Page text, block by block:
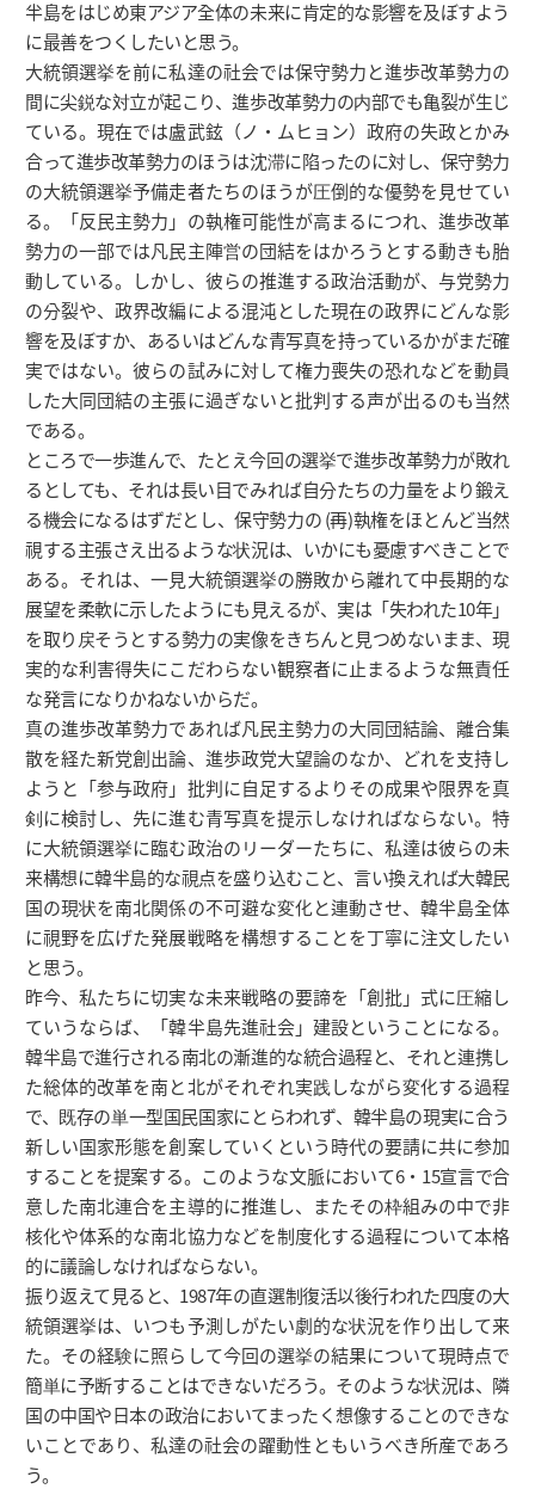
半島をはじめ東アジア全体の未来に肯定的な影響を及ぼすよう
に最善をつくしたいと思う。
大統領選挙を前に私達の社会では保守勢力と進歩改革勢力の
間に尖鋭な対立が起こり、進歩改革勢力の内部でも亀裂が生じ
ている。現在では盧武鉉（ノ・ムヒョン）政府の失政とかみ
合って進歩改革勢力のほうは沈滞に陷ったのに対し、保守勢力
の大統領選挙予備走者たちのほうが圧倒的な優勢を見せてい
る。「反民主勢力」の執権可能性が高まるにつれ、進歩改革
勢力の一部では凡民主陣営の団結をはかろうとする動きも胎
動している。しかし、彼らの推進する政治活動が、与党勢力
の分裂や、政界改編による混沌とした現在の政界にどんな影
響を及ぼすか、あるいはどんな青写真を持っているかがまだ確
実ではない。彼らの試みに対して権力喪失の恐れなどを動員
した大同団結の主張に過ぎないと批判する声が出るのも当然
である。
ところで一歩進んで、たとえ今回の選挙で進歩改革勢力が敗れ
るとしても、それは長い目でみれば自分たちの力量をより鍛え
る機会になるはずだとし、保守勢力の (再)執権をほとんど当然
視する主張さえ出るような状況は、いかにも憂慮すべきことで
ある。それは、一見大統領選挙の勝敗から離れて中長期的な
展望を柔軟に示したようにも見えるが、実は「失われた10年」
を取り戻そうとする勢力の実像をきちんと見つめないまま、現
実的な利害得失にこだわらない観察者に止まるような無責任
な発言になりかねないからだ。
真の進歩改革勢力であれば凡民主勢力の大同団結論、離合集
散を経た新党創出論、進歩政党大望論のなか、どれを支持し
ようと「参与政府」批判に自足するよりその成果や限界を真
剣に検討し、先に進む青写真を提示しなければならない。特
に大統領選挙に臨む政治のリーダーたちに、私達は彼らの未
来構想に韓半島的な視点を盛り込むこと、言い換えれば大韓民
国の現状を南北関係の不可避な変化と連動させ、韓半島全体
に視野を広げた発展戦略を構想することを丁寧に注文したい
と思う。
昨今、私たちに切実な未来戦略の要諦を「創批」式に圧縮し
ていうならば、「韓半島先進社会」建設ということになる。
韓半島で進行される南北の漸進的な統合過程と、それと連携し
た総体的改革を南と北がそれぞれ実践しながら変化する過程
で、既存の単一型国民国家にとらわれず、韓半島の現実に合う
新しい国家形態を創案していくという時代の要請に共に参加
することを提案する。このような文脈において6・15宣言で合
意した南北連合を主導的に推進し、またその枠組みの中で非
核化や体系的な南北協力などを制度化する過程について本格
的に議論しなければならない。
振り返えて見ると、1987年の直選制復活以後行われた四度の大
統領選挙は、いつも予測しがたい劇的な状況を作り出して来
た。その経験に照らして今回の選挙の結果について現時点で
簡単に予断することはできないだろう。そのような状況は、隣
国の中国や日本の政治においてまったく想像することのできな
いことであり、私達の社会の躍動性ともいうべき所産であろ
う。